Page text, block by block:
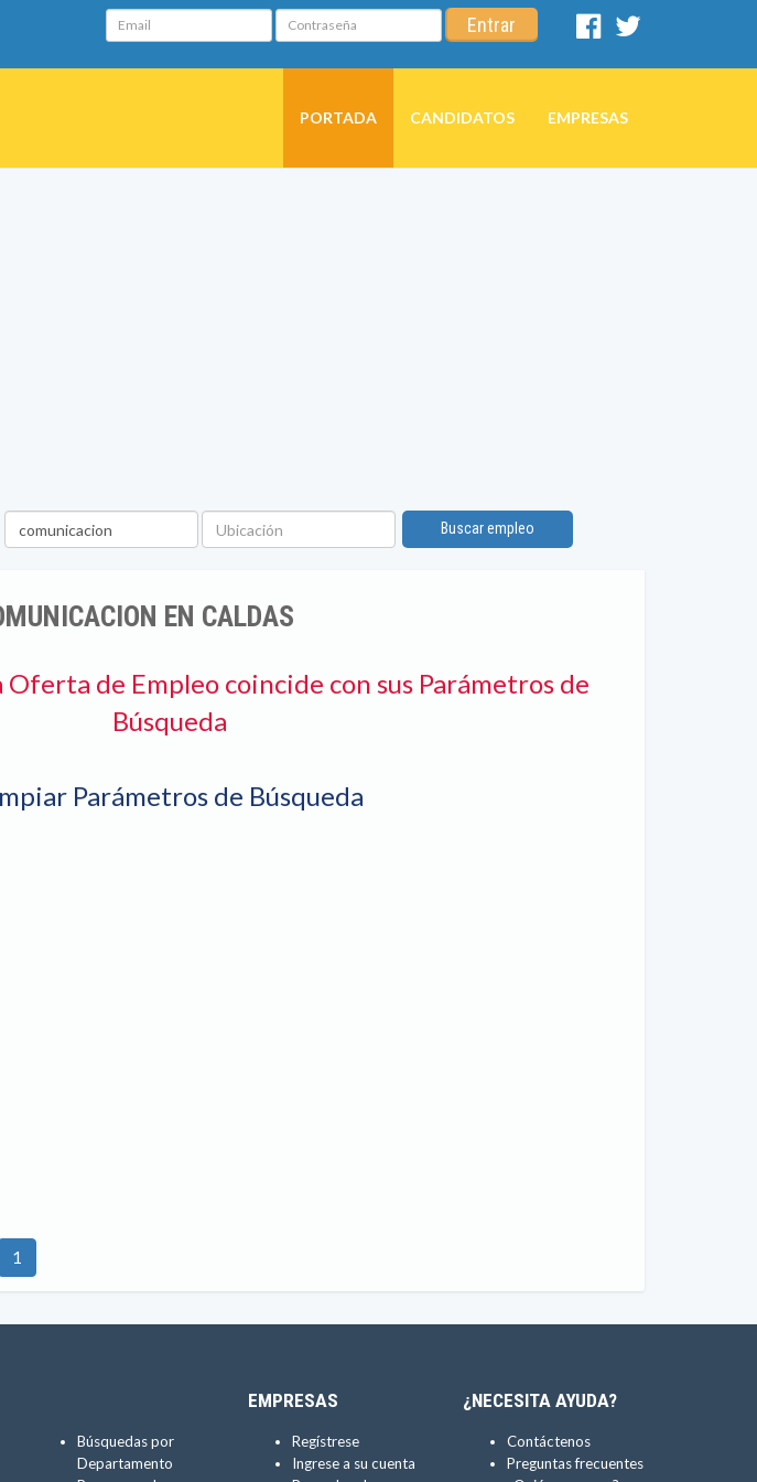
Email Contraseña Entrar
Facebook
PORTADA CANDIDATOS EMPRESAS
Palabra
clave
Ubicación
Buscar empleo
EN CALDAS
de Empleo coincide con sus Parámetros de
Búsqueda
Parámetros de Búsqueda
1
Búsquedas por
Departamento
EMPRESAS
Regístrese
Ingrese a su cuenta
¿NECESITA AYUDA?
Contáctenos
Preguntas frecuentes